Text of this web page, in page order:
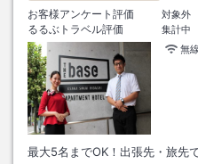
お客様アンケート評価
対象外
るるぶトラベル評価
集計中
無
最大5名までOK！出張先・旅先